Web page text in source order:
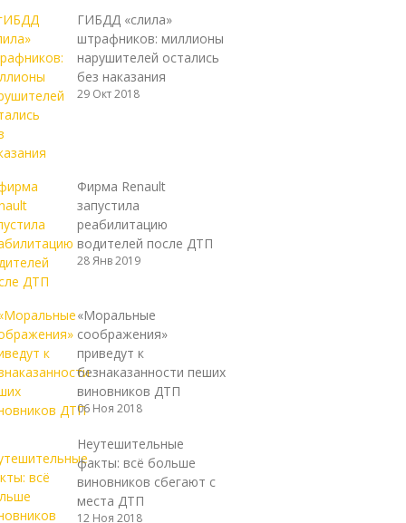
ГИБДД «слила»
штрафников: миллионы
нарушителей остались
без наказания
29 Окт 2018
Фирма Renault
запустила
реабилитацию
водителей после ДТП
28 Янв 2019
«Моральные
соображения»
приведут к
безнаказанности пеших
виновников ДТП
06 Ноя 2018
Неутешительные
факты: всё больше
виновников сбегают с
места ДТП
12 Ноя 2018